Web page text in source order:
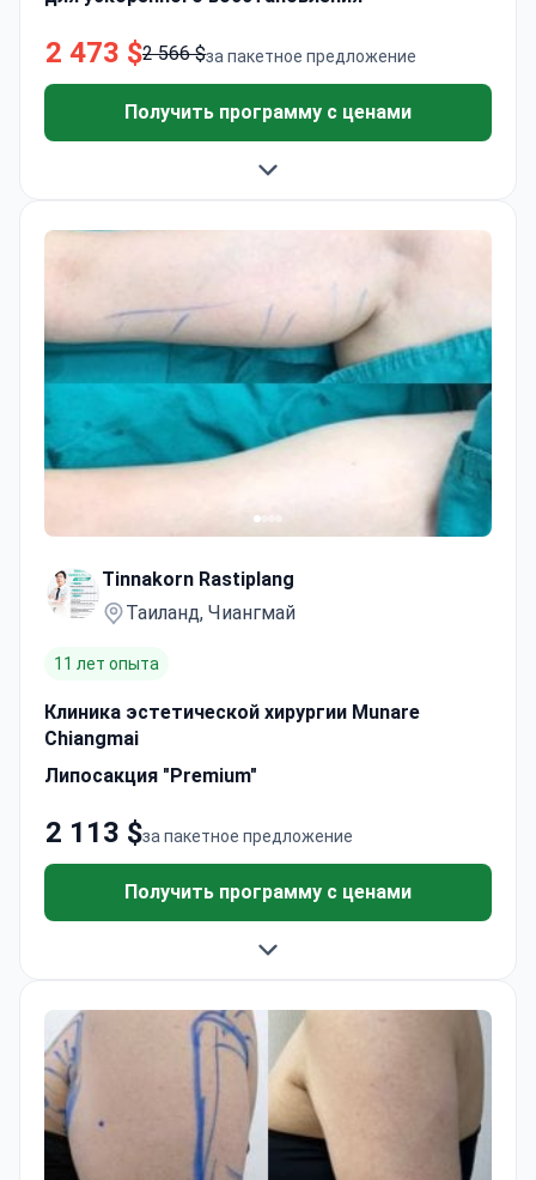
за пакетное предложение
2 566 $
2 473 $
Получить программу с ценами
Tinnakorn Rastiplang
Таиланд, Чиангмай
11 лет опыта
Клиника эстетической хирургии Munare
Chiangmai
Липосакция "Premium"
за пакетное предложение
2 113 $
Получить программу с ценами